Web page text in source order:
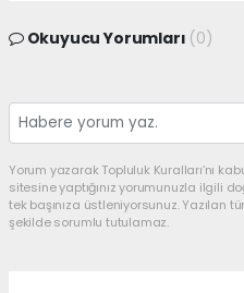
Okuyucu Yorumları (0)
Yorum yazarak Topluluk Kuralları’nı
sitesine yaptığınız yorumunuzla ilgili
tek başınıza üstleniyorsunuz. Yazılan
şekilde sorumlu tutulamaz.